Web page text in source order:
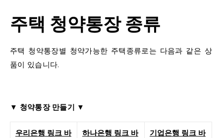
주택 청약통장 종류
주택 청약통장별 청약가능한 주택종류로는 다음과 같은 상
품이 있습니다.
▼ 청약통장 만들기 ▼
우리은행 링크 바
하나은행 링크 바
기업은행 링크 바